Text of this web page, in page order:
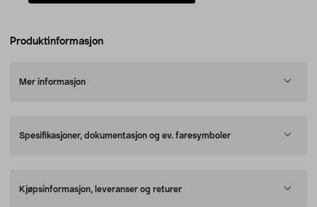
Produktinformasjon
Mer informasjon
Spesifikasjoner, dokumentasjon og ev. faresymboler
Kjøpsinformasjon, leveranser og returer